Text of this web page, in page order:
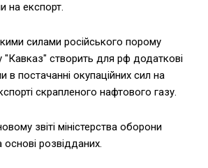
на експорт.
силами російського порому
"Кавказ" створить для рф додаткові
в постачанні окупаційних сил на
скрапленого нафтового газу.
звіті міністерства оборони
основі розвідданих.